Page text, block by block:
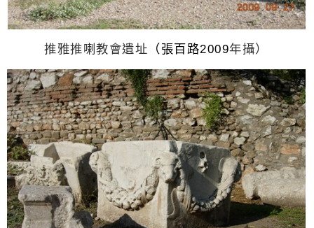
推雅推喇教會遺址 （張百路2009年攝）